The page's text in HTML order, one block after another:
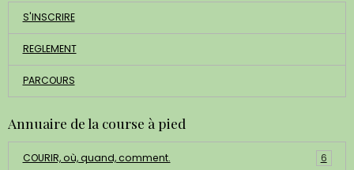
S'INSCRIRE
REGLEMENT
PARCOURS
Annuaire de la course à pied
COURIR, où, quand, comment. 6